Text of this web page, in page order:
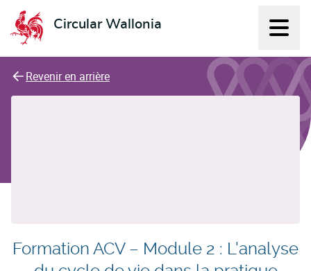
Circular Wallonia
L'économie circulaire
Revenir en arrière
Formation ACV – Module 2 : L'analyse